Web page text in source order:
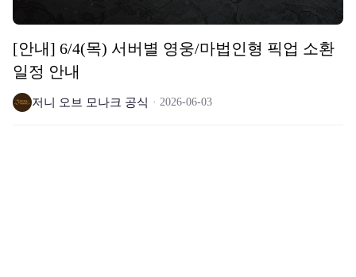
[안내] 6/4(목) 서버별 영웅/마법인형 픽업 소환
일정 안내
저니 오브 모나크 공식 2026-06-03